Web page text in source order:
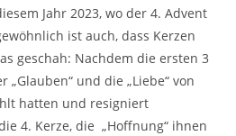
Jahr 2023, wo der 4. Advent
ist auch, dass Kerzen
geschah: Nachdem die ersten 3
„Glauben“ und die „Liebe“ von
hatten und resigniert
4. Kerze, die „Hoffnung“ ihnen